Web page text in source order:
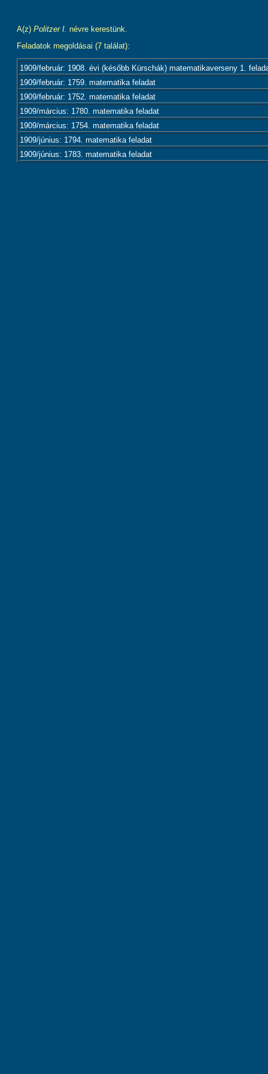
A(z) Politzer I. névre kerestünk.
Feladatok megoldásai (7 találat):
1909/február: 1908. évi (később Kürschák) matematikaverseny 1.
1909/február: 1759. matematika feladat
1909/február: 1752. matematika feladat
1909/március: 1780. matematika feladat
1909/március: 1754. matematika feladat
1909/június: 1794. matematika feladat
1909/június: 1783. matematika feladat